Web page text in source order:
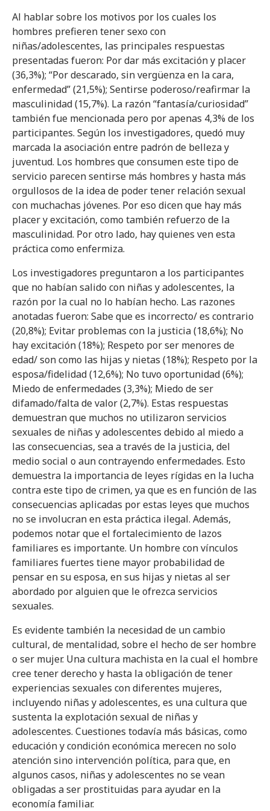
Al hablar sobre los motivos por los cuales los
hombres prefieren tener sexo con
niñas/adolescentes, las principales respuestas
presentadas fueron: Por dar más excitación y placer
(36,3%); “Por descarado, sin vergüenza en la cara,
enfermedad” (21,5%); Sentirse poderoso/reafirmar la
masculinidad (15,7%). La razón “fantasía/curiosidad”
también fue mencionada pero por apenas 4,3% de los
participantes. Según los investigadores, quedó muy
marcada la asociación entre padrón de belleza y
juventud. Los hombres que consumen este tipo de
servicio parecen sentirse más hombres y hasta más
orgullosos de la idea de poder tener relación sexual
con muchachas jóvenes. Por eso dicen que hay más
placer y excitación, como también refuerzo de la
masculinidad. Por otro lado, hay quienes ven esta
práctica como enfermiza.
Los investigadores preguntaron a los participantes
que no habían salido con niñas y adolescentes, la
razón por la cual no lo habían hecho. Las razones
anotadas fueron: Sabe que es incorrecto/ es contrario
(20,8%); Evitar problemas con la justicia (18,6%); No
hay excitación (18%); Respeto por ser menores de
edad/ son como las hijas y nietas (18%); Respeto por la
esposa/fidelidad (12,6%); No tuvo oportunidad (6%);
Miedo de enfermedades (3,3%); Miedo de ser
difamado/falta de valor (2,7%). Estas respuestas
demuestran que muchos no utilizaron servicios
sexuales de niñas y adolescentes debido al miedo a
las consecuencias, sea a través de la justicia, del
medio social o aun contrayendo enfermedades. Esto
demuestra la importancia de leyes rígidas en la lucha
contra este tipo de crimen, ya que es en función de las
consecuencias aplicadas por estas leyes que muchos
no se involucran en esta práctica ilegal. Además,
podemos notar que el fortalecimiento de lazos
familiares es importante. Un hombre con vínculos
familiares fuertes tiene mayor probabilidad de
pensar en su esposa, en sus hijas y nietas al ser
abordado por alguien que le ofrezca servicios
sexuales.
Es evidente también la necesidad de un cambio
cultural, de mentalidad, sobre el hecho de ser hombre
o ser mujer. Una cultura machista en la cual el hombre
cree tener derecho y hasta la obligación de tener
experiencias sexuales con diferentes mujeres,
incluyendo niñas y adolescentes, es una cultura que
sustenta la explotación sexual de niñas y
adolescentes. Cuestiones todavía más básicas, como
educación y condición económica merecen no solo
atención sino intervención política, para que, en
algunos casos, niñas y adolescentes no se vean
obligadas a ser prostituidas para ayudar en la
economía familiar.